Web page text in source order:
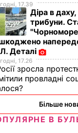
17.39
Діра в даху,
трибуни.
Деталі
17.26
зросла
провладні
Більше
В